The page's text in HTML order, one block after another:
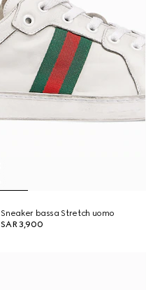
Sneaker bassa Stretch uomo
SAR 3,900